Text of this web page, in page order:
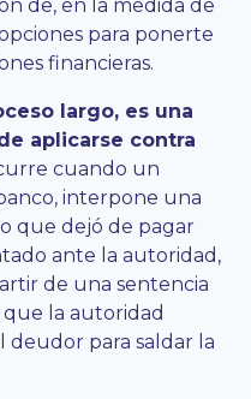
de, en la medida de
para ponerte
financieras.
largo, es una
aplicarse contra
cuando un
interpone una
que dejó de pagar
ante la autoridad,
de una sentencia
la autoridad
deudor para saldar la